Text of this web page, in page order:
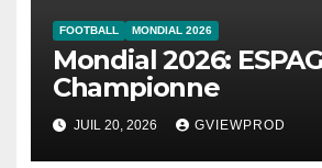
FOOTBALL MONDIAL 2026
Mondial 2026:
Championne
JUIL 20, 2026 GVIEWPROD